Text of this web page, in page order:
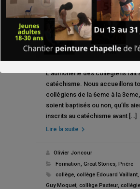
L’aumônerie des collégiens fait
catéchisme. Nous accueillons
collégiens de la 6eme à la 3eme,
soient baptisés ou non, qu’ils
inscrits au catéchisme avant […]
Lire la suite
Olivier Joncour
Formation Great Stories, Prière
collège, collège Edouard Vaillant,
Guy Moquet, collège Pasteur,